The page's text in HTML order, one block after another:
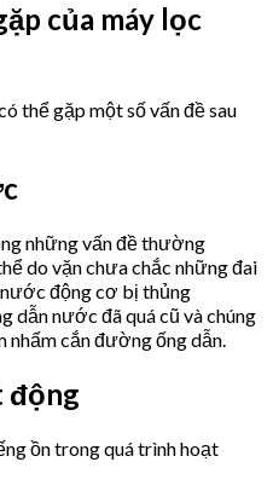
của máy lọc
thể gặp một số vấn đề sau
những vấn đề thường
do vặn chưa chắc những đai
động cơ bị thủng
dẫn nước đã quá cũ và chúng
nhấm cắn đường ống dẫn.
động
ồn trong quá trình hoạt